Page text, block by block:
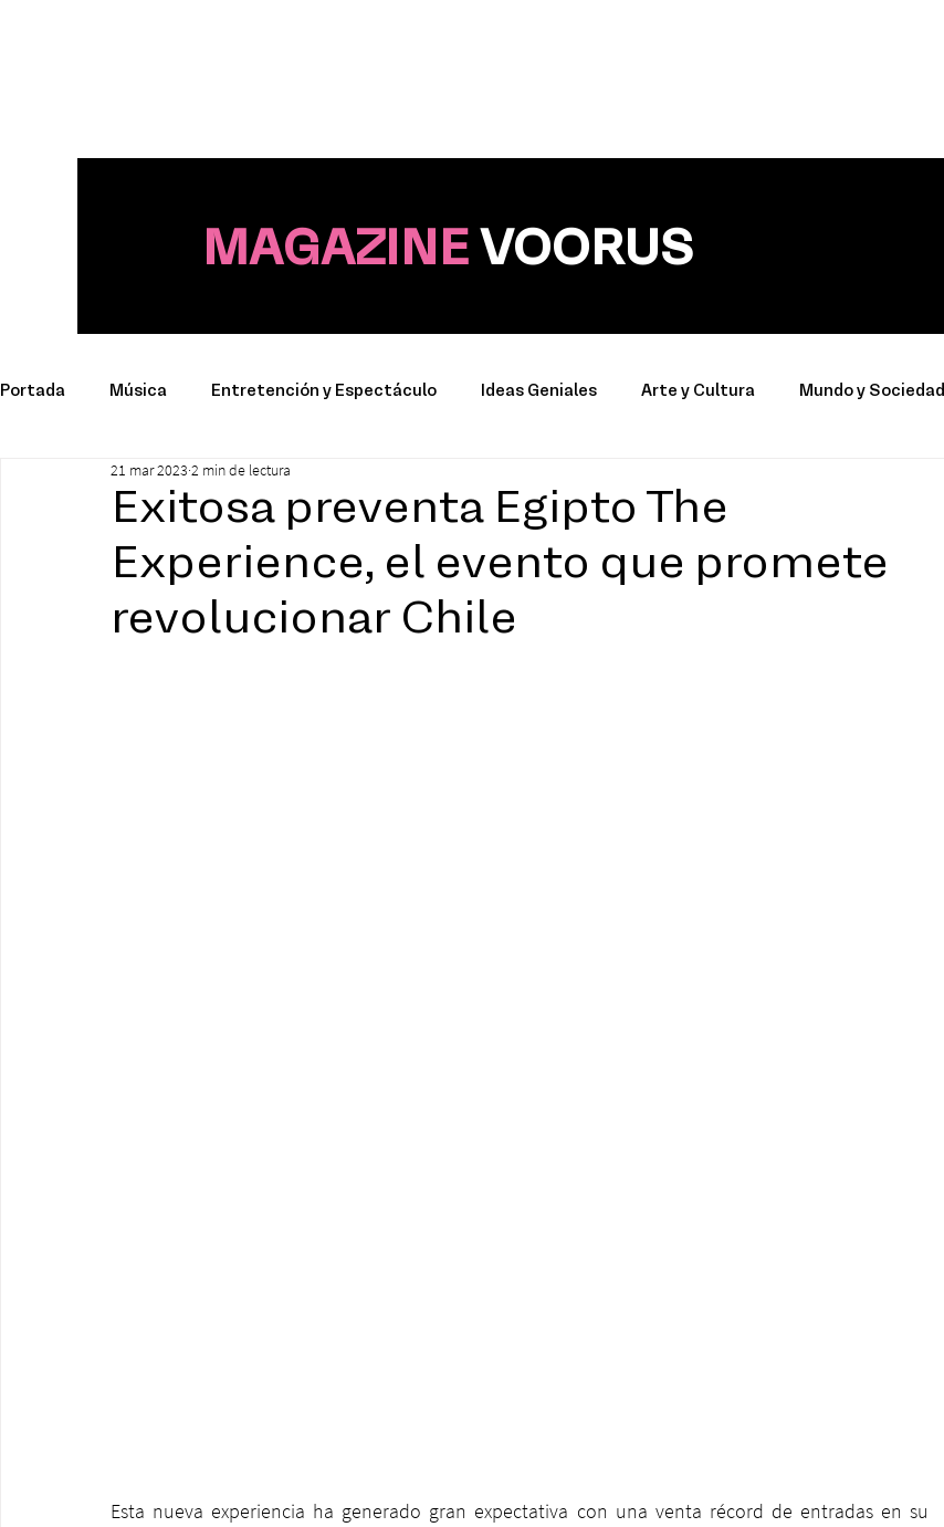
MAGAZINE VOORUS
Portada Música Entretención y Espectáculo Ideas Geniales Arte y Cultura Mundo y Sociedad
Productos y Marcas
Exitosa preventa Egipto The
Experience, el evento que promete
revolucionar Chile
21 mar 2023 2 min de lectura
Esta nueva experiencia ha generado gran expectativa con una venta récord de entradas en su